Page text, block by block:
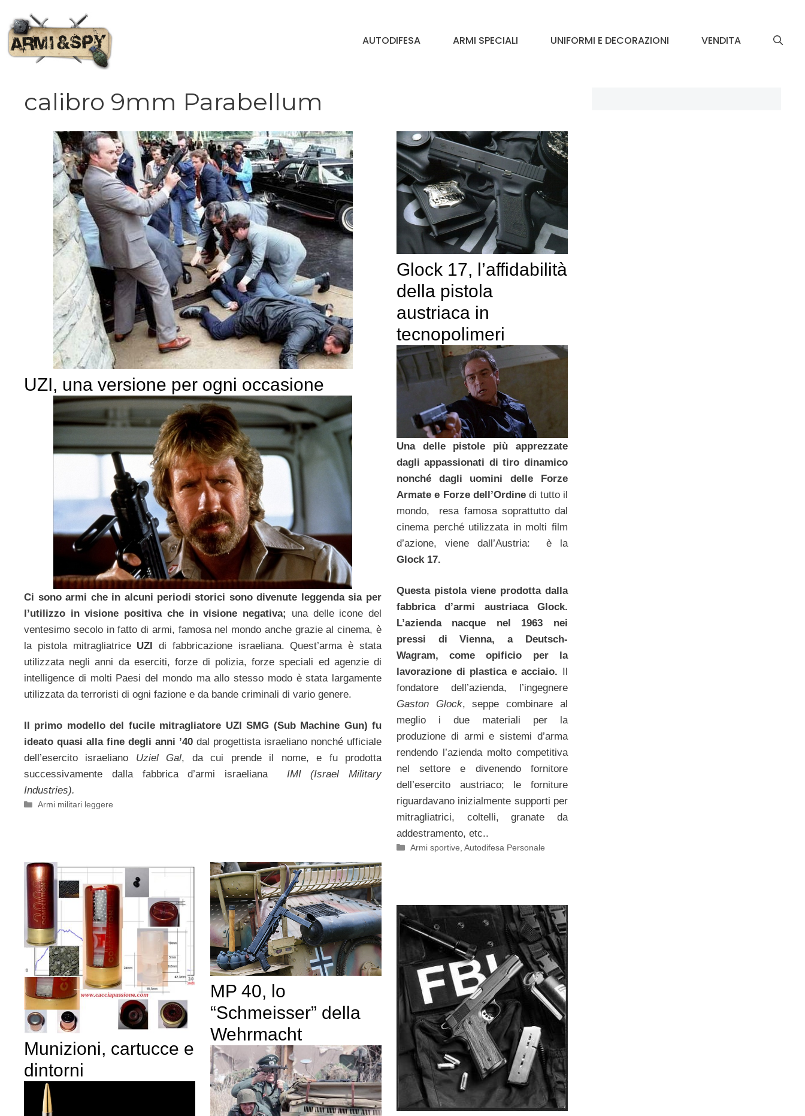
contenuto
AUTODIFESA ARMI SPECIALI UNIFORMI E DECORAZIONI VENDITA
calibro 9mm Parabellum
UZI, una versione per ogni occasione
Ci sono armi che in alcuni periodi storici sono divenute leggenda sia per
l’utilizzo in visione positiva che in visione negativa;
una delle icone del
ventesimo secolo in fatto di armi, famosa nel mondo anche grazie al cinema, è
la pistola mitragliatrice UZI di fabbricazione israeliana. Quest’arma è stata
utilizzata negli anni da eserciti, forze di polizia, forze speciali ed agenzie di
intelligence di molti Paesi del mondo ma allo stesso modo è stata largamente
utilizzata da terroristi di ogni fazione e da bande criminali di vario genere.
Il primo modello del fucile mitragliatore UZI SMG (Sub Machine Gun) fu
ideato quasi alla fine degli anni ’40 dal progettista israeliano nonché ufficiale
dell’esercito israeliano Uziel Gal, da cui prende il nome, e fu prodotta
successivamente dalla fabbrica d’armi israeliana IMI (Israel Military
Industries).
Categorie
Armi militari leggere
Glock 17, l’affidabilità
della pistola
austriaca in
tecnopolimeri
Una delle pistole più apprezzate
dagli appassionati di tiro dinamico
nonché dagli uomini delle Forze
Armate e Forze dell’Ordinedi tutto il
mondo, resa famosa soprattutto dal
cinema perché utilizzata in molti film
d’azione, viene dall’Austria: è la
Glock 17.
Questa pistola viene prodotta dalla
fabbrica d’armi austriaca Glock.
L’azienda nacque nel 1963 nei
pressi di Vienna, a Deutsch-
Wagram, come opificio per la
lavorazione di plastica e acciaio. Il
fondatore dell’azienda, l’ingegnere
Gaston Glock, seppe combinare al
meglio i due materiali per la
produzione di armi e sistemi d’arma
rendendo l’azienda molto competitiva
nel settore e divenendo fornitore
dell’esercito austriaco; le forniture
riguardavano inizialmente supporti per
mitragliatrici, coltelli, granate da
addestramento, etc..
Categorie
Armi sportive ,Autodifesa Personale
Munizioni, cartucce e
dintorni
MP 40, lo
“Schmeisser” della
Wehrmacht